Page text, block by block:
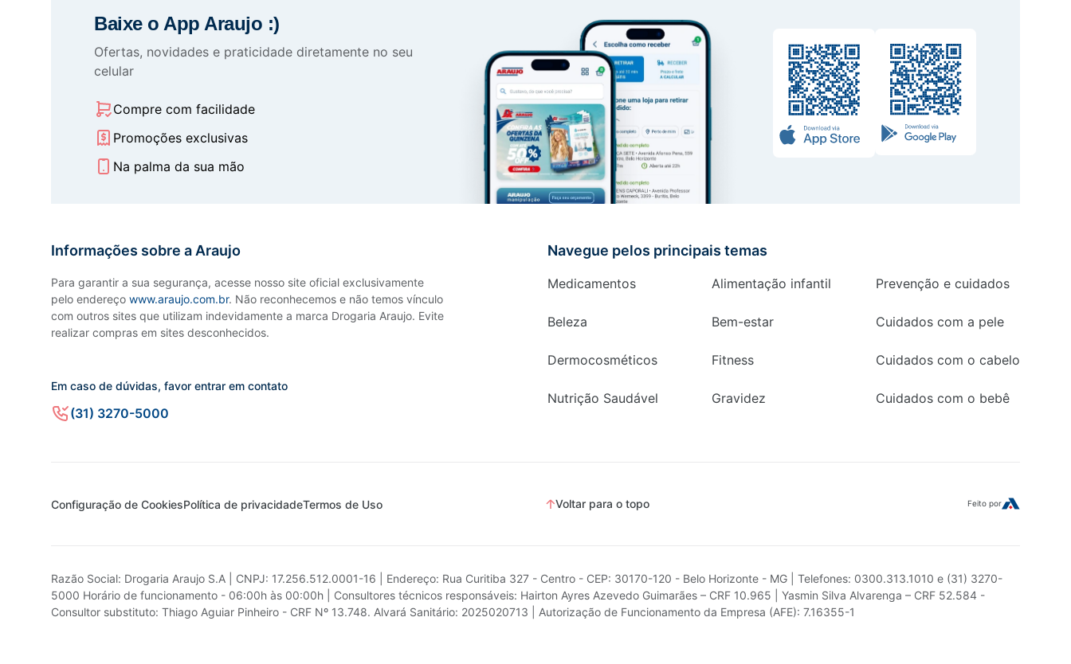
Baixe o App Araujo :)
Ofertas, novidades e praticidade diretamente no seu
celular
Compre com facilidade
Promoções exclusivas
Na palma da sua mão
Informações sobre a Araujo
Para garantir a sua segurança, acesse nosso site oficial exclusivamente
pelo endereço www.araujo.com.br. Não reconhecemos e não temos vínculo
com outros sites que utilizam indevidamente a marca Drogaria Araujo. Evite
realizar compras em sites desconhecidos.
Em caso de dúvidas, favor entrar em contato
(31) 3270-5000
Navegue pelos principais temas
Medicamentos
Beleza
Dermocosméticos
Nutrição Saudável
Alimentação infantil
Bem-estar
Fitness
Gravidez
Prevenção e cuidados
Cuidados com a pele
Cuidados com o cabelo
Cuidados com o bebê
Configuração de CookiesPolítica de privacidadeTermos de Uso Voltar para o topo Feito por
Razão Social: Drogaria Araujo S.A | CNPJ: 17.256.512.0001-16 | Endereço: Rua Curitiba 327 - Centro - CEP: 30170-120 - Belo Horizonte - MG | Telefones: 0300.313.1010 e (31) 3270-
5000 Horário de funcionamento - 06:00h às 00:00h | Consultores técnicos responsáveis: Hairton Ayres Azevedo Guimarães – CRF 10.965 | Yasmin Silva Alvarenga – CRF 52.584 -
Consultor substituto: Thiago Aguiar Pinheiro - CRF Nº 13.748. Alvará Sanitário: 2025020713 | Autorização de Funcionamento da Empresa (AFE): 7.16355-1